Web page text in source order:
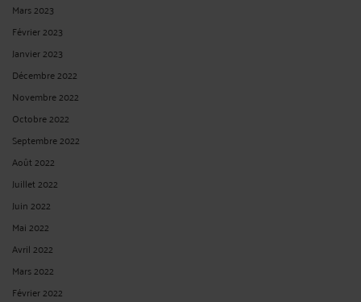
Mars 2023
Février 2023
Janvier 2023
Décembre 2022
Novembre 2022
Octobre 2022
Septembre 2022
Août 2022
Juillet 2022
Juin 2022
Mai 2022
Avril 2022
Mars 2022
Février 2022